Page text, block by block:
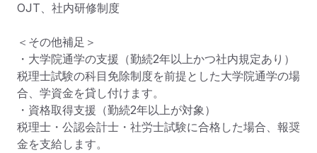
OJT、社内研修制度
＜その他補足＞
・大学院通学の支援（勤続2年以上かつ社内規定あり）
税理士試験の科目免除制度を前提とした大学院通学の場
合、学資金を貸し付けます。
・資格取得支援（勤続2年以上が対象）
税理士・公認会計士・社労士試験に合格した場合、報奨
金を支給します。